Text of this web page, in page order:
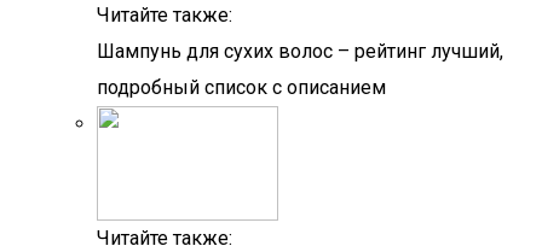
Читайте также:
Шампунь для сухих волос – рейтинг лучший,
подробный список с описанием
Читайте также: